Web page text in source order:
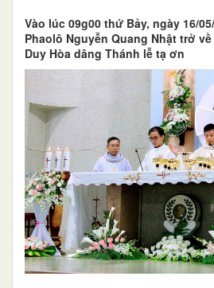
Vào lúc 09g00 thứ Bảy, ngày 16/
Phaolô Nguyễn Quang Nhật trở
Duy Hòa dâng Thánh lễ tạ ơn